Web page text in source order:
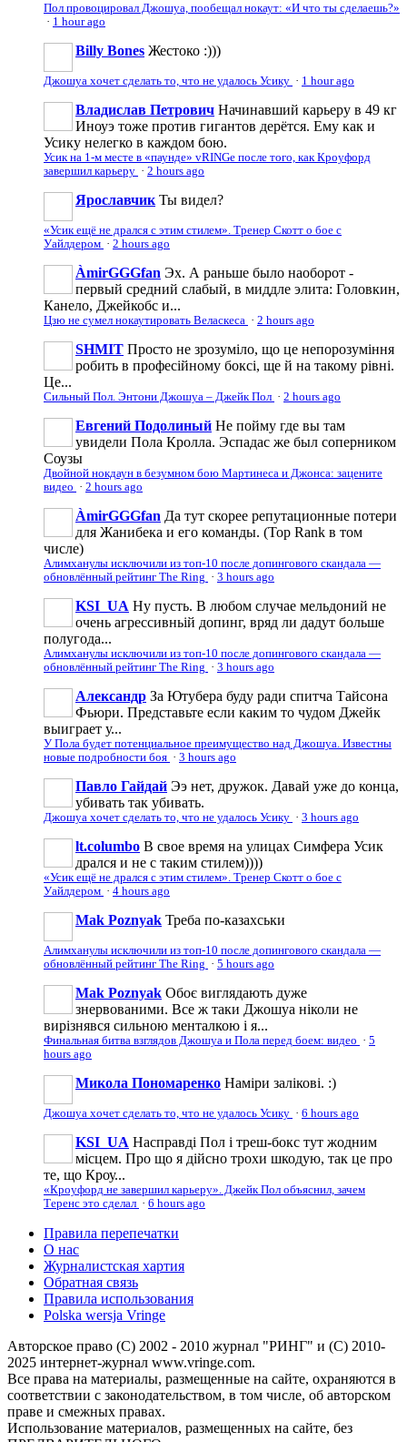
Пол провоцировал Джошуа, пообещал нокаут: «И что ты сделаешь?»
· 1 hour ago
Billy Bones Жестоко :)))
Джошуа хочет сделать то, что не удалось Усику · 1 hour ago
Владислав Петрович Начинавший карьеру в 49 кг
Иноуэ тоже против гигантов дерётся. Ему как и
Усику нелегко в каждом бою.
Усик на 1-м месте в «паунде» vRINGe после того, как Кроуфорд
завершил карьеру · 2 hours ago
Ярославчик Ты видел?
«Усик ещё не дрался с этим стилем». Тренер Скотт о бое с
Уайлдером · 2 hours ago
ÀmirGGGfan Эх. А раньше было наоборот -
первый средний слабый, в миддле элита: Головкин,
Канело, Джейкобс и...
Цзю не сумел нокаутировать Веласкеса · 2 hours ago
SHMIT Просто не зрозуміло, що це непорозуміння
робить в професійному боксі, ще й на такому рівні.
Це...
Сильный Пол. Энтони Джошуа – Джейк Пол · 2 hours ago
Евгений Подолиный Не пойму где вы там
увидели Пола Кролла. Эспадас же был соперником
Соузы
Двойной нокдаун в безумном бою Мартинеса и Джонса: зацените
видео · 2 hours ago
ÀmirGGGfan Да тут скорее репутационные потери
для Жанибека и его команды. (Top Rank в том
числе)
Алимханулы исключили из топ-10 после допингового скандала —
обновлённый рейтинг The Ring · 3 hours ago
KSI_UA Ну пусть. В любом случае мельдоний не
очень агрессивньій допинг, вряд ли дадут больше
полугода...
Алимханулы исключили из топ-10 после допингового скандала —
обновлённый рейтинг The Ring · 3 hours ago
Александр За Ютубера буду ради спитча Тайсона
Фьюри. Представьте если каким то чудом Джейк
выиграет у...
У Пола будет потенциальное преимущество над Джошуа. Известны
новые подробности боя · 3 hours ago
Павло Гайдай Ээ нет, дружок. Давай уже до конца,
убивать так убивать.
Джошуа хочет сделать то, что не удалось Усику · 3 hours ago
lt.columbo В свое время на улицах Симфера Усик
дрался и не с таким стилем))))
«Усик ещё не дрался с этим стилем». Тренер Скотт о бое с
Уайлдером · 4 hours ago
Mak Poznyak Треба по-казахськи
Алимханулы исключили из топ-10 после допингового скандала —
обновлённый рейтинг The Ring · 5 hours ago
Mak Poznyak Обоє виглядають дуже
знервованими. Все ж таки Джошуа ніколи не
вирізнявся сильною менталкою і я...
Финальная битва взглядов Джошуа и Пола перед боем: видео · 5
hours ago
Микола Пономаренко Наміри залікові. :)
Джошуа хочет сделать то, что не удалось Усику · 6 hours ago
KSI_UA Насправді Пол і треш-бокс тут жодним
місцем. Про що я дійсно трохи шкодую, так це про
те, що Кроу...
«Кроуфорд не завершил карьеру». Джейк Пол объяснил, зачем
Теренс это сделал · 6 hours ago
Правила перепечатки
О нас
Журналистская хартия
Обратная связь
Правила использования
Polska wersja Vringe
Авторское право (С) 2002 - 2010 журнал "РИНГ" и (С) 2010-
2025 интернет-журнал www.vringe.com.
Все права на материалы, размещенные на сайте, охраняются в
соответствии с законодательством, в том числе, об авторском
праве и смежных правах.
Использование материалов, размещенных на сайте, без